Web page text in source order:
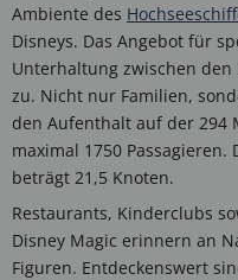
Ambiente des
Disneys. Das Angebot für
Unterhaltung zwischen den
zu. Nicht nur Familien,
den Aufenthalt auf der 294
maximal 1750
beträgt 21,5 Knoten.
Restaurants, Kinderclubs
Disney Magic erinnern an
Figuren. Entdeckenswert